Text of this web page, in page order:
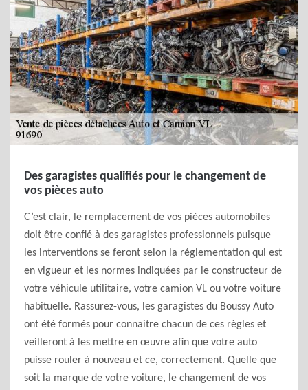
Des garagistes qualifiés pour le changement de
vos pièces auto
C’est clair, le remplacement de vos pièces automobiles
doit être confié à des garagistes professionnels puisque
les interventions se feront selon la réglementation qui est
en vigueur et les normes indiquées par le constructeur de
votre véhicule utilitaire, votre camion VL ou votre voiture
habituelle. Rassurez-vous, les garagistes du Boussy Auto
ont été formés pour connaitre chacun de ces règles et
veilleront à les mettre en œuvre afin que votre auto
puisse rouler à nouveau et ce, correctement. Quelle que
soit la marque de votre voiture, le changement de vos